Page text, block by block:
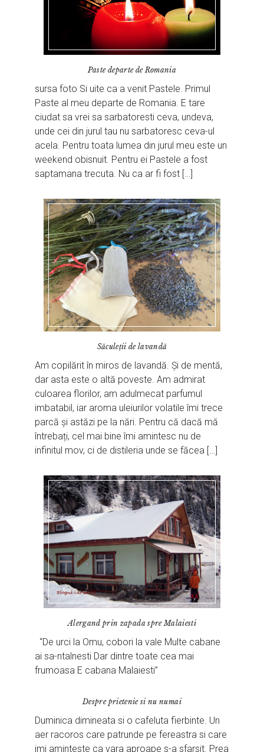
Paste departe de Romania
sursa foto Si uite ca a venit Pastele. Primul
Paste al meu departe de Romania. E tare
ciudat sa vrei sa sarbatoresti ceva, undeva,
unde cei din jurul tau nu sarbatoresc ceva-ul
acela. Pentru toata lumea din jurul meu este un
weekend obisnuit. Pentru ei Pastele a fost
saptamana trecuta. Nu ca ar fi fost […]
Săculeții de lavandă
Am copilărit în miros de lavandă. Și de mentă,
dar asta este o altă poveste. Am admirat
culoarea florilor, am adulmecat parfumul
imbatabil, iar aroma uleiurilor volatile îmi trece
parcă și astăzi pe la nări. Pentru că dacă mă
întrebați, cel mai bine îmi amintesc nu de
infinitul mov, ci de distileria unde se făcea […]
Alergand prin zapada spre Malaiesti
“De urci la Omu, cobori la vale Multe cabane
ai sa-ntalnesti Dar dintre toate cea mai
frumoasa E cabana Malaiesti”
Despre prietenie si nu numai
Duminica dimineata si o cafeluta fierbinte. Un
aer racoros care patrunde pe fereastra si care
imi aminteste ca vara aproape s-a sfarsit. Prea